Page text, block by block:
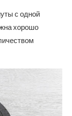
с одной
хорошо